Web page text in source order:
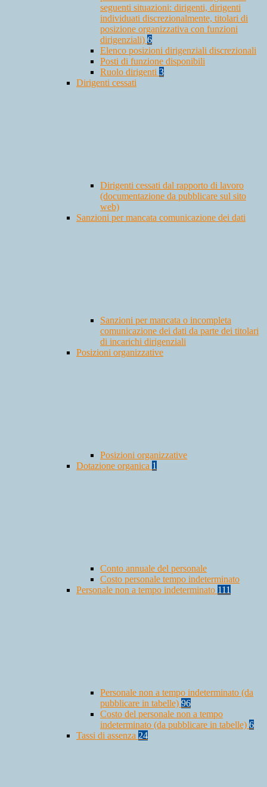
seguenti situazioni: dirigenti, dirigenti
individuati discrezionalmente, titolari di
posizione organizzativa con funzioni
dirigenziali) 6
Elenco posizioni dirigenziali discrezionali
Posti di funzione disponibili
Ruolo dirigenti 3
Dirigenti cessati
Dirigenti cessati dal rapporto di lavoro
(documentazione da pubblicare sul sito
web)
Sanzioni per mancata comunicazione dei dati
Sanzioni per mancata o incompleta
comunicazione dei dati da parte dei titolari
di incarichi dirigenziali
Posizioni organizzative
Posizioni organizzative
Dotazione organica 1
Conto annuale del personale
Costo personale tempo indeterminato
Personale non a tempo indeterminato 111
Personale non a tempo indeterminato (da
pubblicare in tabelle) 96
Costo del personale non a tempo
indeterminato (da pubblicare in tabelle) 6
Tassi di assenza 24